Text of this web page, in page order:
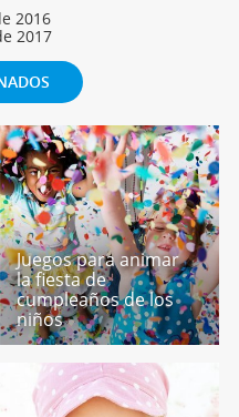
2016
2017
Juegos para animar
la fiesta de
cumpleaños de los
niños